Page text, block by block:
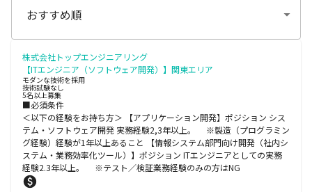
株式会社トップエンジニアリング
【ITエンジニア（ソフトウェア開発）】関東エリア
モダンな技術を採用
技術試験なし
5名以上募集
■必須条件
＜以下の経験をお持ち方＞ 【アプリケーション開発】ポジション シス
テム・ソフトウェア開発 実務経験2,3年以上。 ※製造（プログラミン
グ経験）経験が1年以上あること 【情報システム部門向け開発（社内シ
ステム・業務効率化ツール）】ポジション ITエンジニアとしての実務
経験2.3年以上。 ※テスト／検証業務経験のみの方はNG